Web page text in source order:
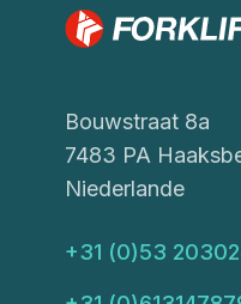
Bouwstraat 8a
7483 PA
Niederlande
+31 (0)53